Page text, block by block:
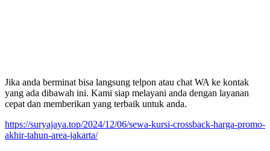
Jika anda berminat bisa langsung telpon atau chat WA ke kontak
yang ada dibawah ini. Kami siap melayani anda dengan layanan
cepat dan memberikan yang terbaik untuk anda.
https://suryajaya.top/2024/12/06/sewa-kursi-crossback-harga-promo-
akhir-tahun-area-jakarta/